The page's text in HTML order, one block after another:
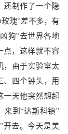
还制作了一个隐
瑰”差不多，有
狗”去世界各地
点，这样就不容
，由于实验室太
、四个钟头，用
一天他突然想起
来到“达斯科镇”
开去。今天是美